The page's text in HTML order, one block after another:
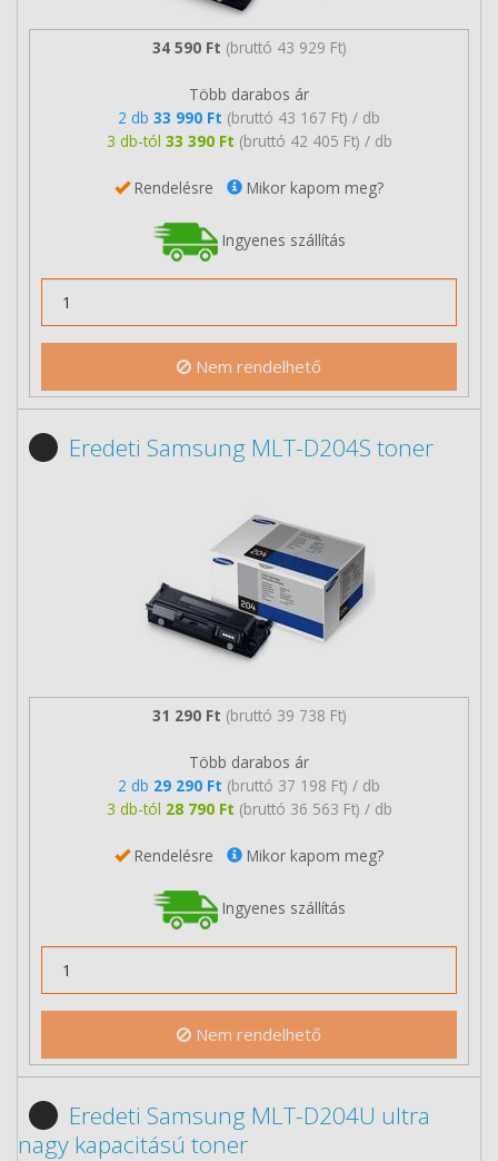
34 590 Ft (bruttó 43 929 Ft)
Több darabos ár
2 db 33 990 Ft (bruttó 43 167 Ft) / db
3 db-tól 33 390 Ft (bruttó 42 405 Ft) / db
Rendelésre Mikor kapom meg?
Ingyenes szállítás
Nem rendelhető
Eredeti Samsung MLT-D204S toner
31 290 Ft (bruttó 39 738 Ft)
Több darabos ár
2 db 29 290 Ft (bruttó 37 198 Ft) / db
3 db-tól 28 790 Ft (bruttó 36 563 Ft) / db
Rendelésre Mikor kapom meg?
Ingyenes szállítás
Nem rendelhető
Eredeti Samsung MLT-D204U ultra
nagy kapacitású toner